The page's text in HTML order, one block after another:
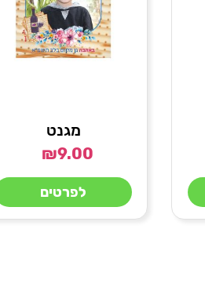
מגנט
₪9.00
לפרטים